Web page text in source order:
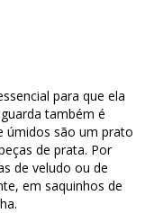
para que ela
também é
úmidos são um prato
de prata. Por
de veludo ou de
em saquinhos de